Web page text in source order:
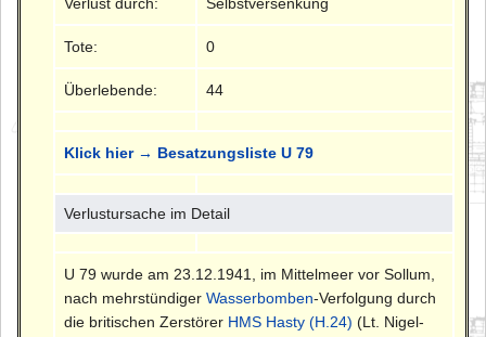
Tote: 0
Überlebende: 44
Klick hier → Besatzungsliste U 79
Verlustursache im Detail
U 79 wurde am 23.12.1941, im Mittelmeer vor Sollum,
nach mehrstündigerWasserbomben-Verfolgung durch
die britischen Zerstörer HMS Hasty (H.24) (Lt. Nigel-